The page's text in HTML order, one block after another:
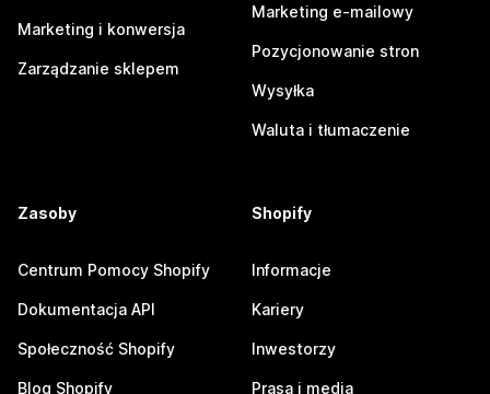
Marketing i konwersja
Zarządzanie sklepem
Marketing e-mailowy
Pozycjonowanie stron
Wysyłka
Waluta i tłumaczenie
Zasoby
Centrum Pomocy Shopify
Dokumentacja API
Społeczność Shopify
Blog Shopify
Shopify
Informacje
Kariery
Inwestorzy
Prasa i media